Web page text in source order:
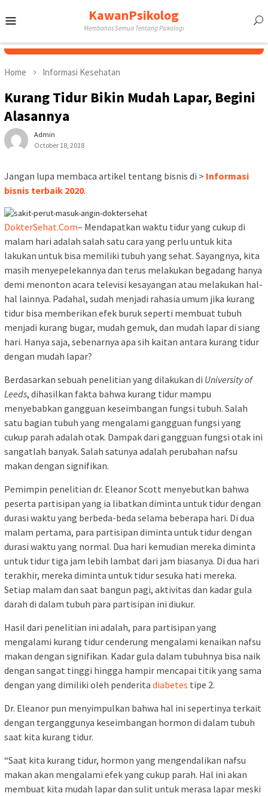
to
KawanPsikolog
Membahas Semua Tentang Psikologi
Home Informasi Kesehatan
Kurang Tidur Bikin Mudah Lapar, Begini
Alasannya
Admin
October 18, 2018
Jangan lupa membaca artikel tentang bisnis di > Informasi
bisnis terbaik 2020.
DokterSehat.Com– Mendapatkan waktu tidur yang cukup di
malam hari adalah salah satu cara yang perlu untuk kita
lakukan untuk bisa memiliki tubuh yang sehat. Sayangnya, kita
masih menyepelekannya dan terus melakukan begadang hanya
demi menonton acara televisi kesayangan atau melakukan hal-
hal lainnya. Padahal, sudah menjadi rahasia umum jika kurang
tidur bisa memberikan efek buruk seperti membuat tubuh
menjadi kurang bugar, mudah gemuk, dan mudah lapar di siang
hari. Hanya saja, sebenarnya apa sih kaitan antara kurang tidur
dengan mudah lapar?
Berdasarkan sebuah penelitian yang dilakukan di University of
Leeds, dihasilkan fakta bahwa kurang tidur mampu
menyebabkan gangguan keseimbangan fungsi tubuh. Salah
satu bagian tubuh yang mengalami gangguan fungsi yang
cukup parah adalah otak. Dampak dari gangguan fungsi otak ini
sangatlah banyak. Salah satunya adalah perubahan nafsu
makan dengan signifikan.
Pemimpin penelitian dr. Eleanor Scott menyebutkan bahwa
peserta partisipan yang ia libatkan diminta untuk tidur dengan
durasi waktu yang berbeda-beda selama beberapa hari. Di dua
malam pertama, para partisipan diminta untuk tidur dengan
durasi waktu yang normal. Dua hari kemudian mereka diminta
untuk tidur tiga jam lebih lambat dari jam biasanya. Di dua hari
terakhir, mereka diminta untuk tidur sesuka hati mereka.
Setiap malam dan saat bangun pagi, aktivitas dan kadar gula
darah di dalam tubuh para partisipan ini diukur.
Hasil dari penelitian ini adalah, para partisipan yang
mengalami kurang tidur cenderung mengalami kenaikan nafsu
makan dengan signifikan. Kadar gula dalam tubuhnya bisa naik
dengan sangat tinggi hingga hampir mencapai titik yang sama
dengan yang dimiliki oleh penderita diabetes tipe 2.
Dr. Eleanor pun menyimpulkan bahwa hal ini sepertinya terkait
dengan terganggunya keseimbangan hormon di dalam tubuh
saat kita kurang tidur.
“Saat kita kurang tidur, hormon yang mengendalikan nafsu
makan akan mengalami efek yang cukup parah. Hal ini akan
membuat kita mudah lapar dan sulit untuk merasa lapar meski